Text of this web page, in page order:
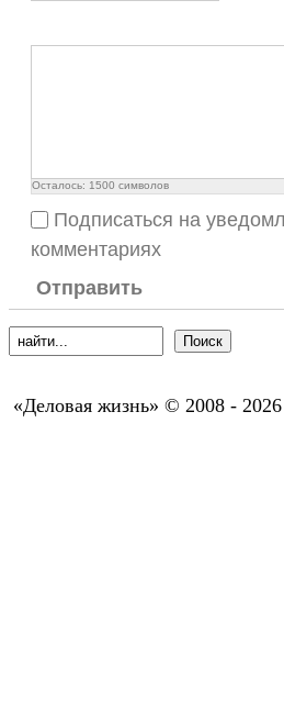
Осталось: 1500 символов
Подписаться на
комментариях
Отправить
«Деловая жизнь» © 2008 -